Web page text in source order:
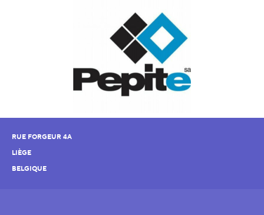
RUE FORGEUR 4A
LIÈGE
BELGIQUE